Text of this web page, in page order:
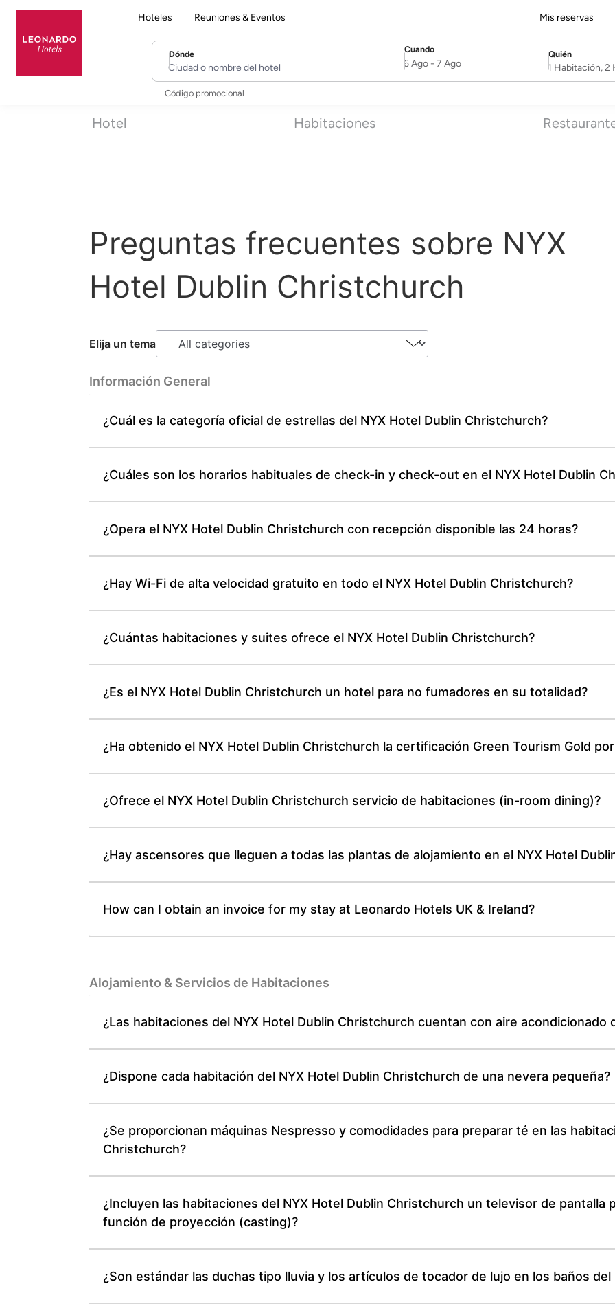
Hoteles Reuniones & Eventos Mis reservas
Dónde
Ciudad o nombre del hotel
Cuando
SelectDate
6 Ago- 7 Ago
Quién
Username
1 Habitación, 2
Código promocional
Hotel Habitaciones
Preguntas frecuentes sobre NYX
Hotel Dublin Christchurch
Elija un tema
Información General
¿Cuál es la categoría oficial de estrellas del NYX Hotel Dublin Christchurch?
¿Cuáles son los horarios habituales de check-in y check-out en el NYX Hotel Dublin
¿Opera el NYX Hotel Dublin Christchurch con recepción disponible las 24 horas?
¿Hay Wi-Fi de alta velocidad gratuito en todo el NYX Hotel Dublin Christchurch?
¿Cuántas habitaciones y suites ofrece el NYX Hotel Dublin Christchurch?
¿Es el NYX Hotel Dublin Christchurch un hotel para no fumadores en su totalidad?
¿Ha obtenido el NYX Hotel Dublin Christchurch la certificación Green Tourism Gold
¿Ofrece el NYX Hotel Dublin Christchurch servicio de habitaciones (in-room dining)?
¿Hay ascensores que lleguen a todas las plantas de alojamiento en el NYX Hotel
How can I obtain an invoice for my stay at Leonardo Hotels UK & Ireland?
Alojamiento & Servicios de Habitaciones
¿Las habitaciones del NYX Hotel Dublin Christchurch cuentan con aire acondicionado
¿Dispone cada habitación del NYX Hotel Dublin Christchurch de una nevera pequeña?
¿Se proporcionan máquinas Nespresso y comodidades para preparar té en las
Christchurch?
¿Incluyen las habitaciones del NYX Hotel Dublin Christchurch un televisor de pantalla
función de proyección (casting)?
¿Son estándar las duchas tipo lluvia y los artículos de tocador de lujo en los baños